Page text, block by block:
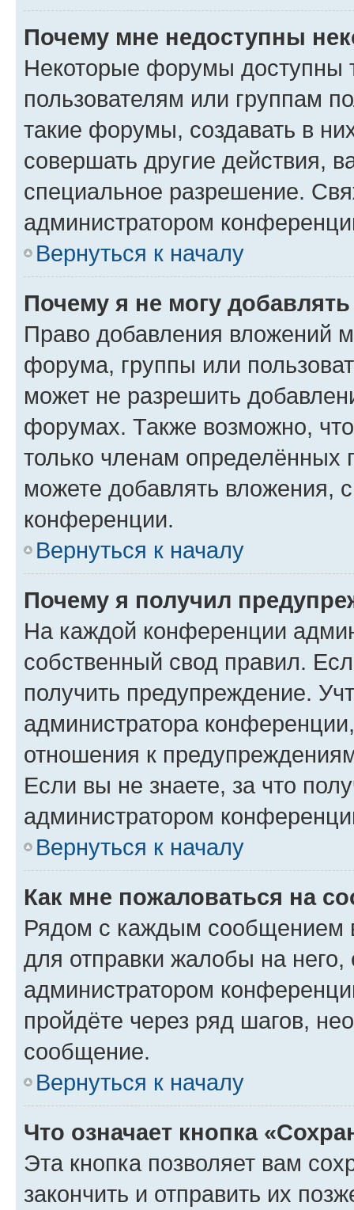
Почему мне недоступны
Некоторые форумы доступны
пользователям или группам
такие форумы, создавать в
совершать другие действия,
специальное разрешение.
администратором
Вернуться к началу
Почему я не могу
Право добавления вложений
форума, группы или
может не разрешить
форумах. Также возможно,
только членам определённых
можете добавлять вложения,
конференции.
Вернуться к началу
Почему я получил
На каждой конференции
собственный свод правил.
получить предупреждение.
администратора
отношения к
Если вы не знаете, за что
администратором
Вернуться к началу
Как мне пожаловаться на
Рядом с каждым сообщением
для отправки жалобы на
администратором
пройдёте через ряд шагов,
сообщение.
Вернуться к началу
Что означает кнопка
Эта кнопка позволяет вам
закончить и отправить их